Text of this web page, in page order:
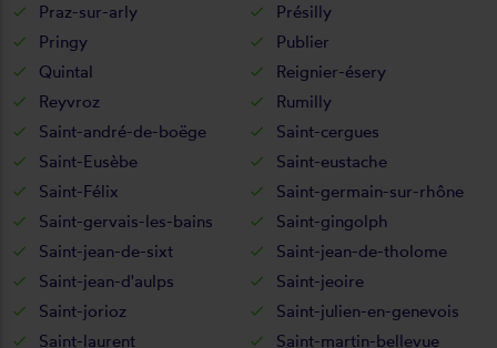
Praz-sur-arly
Présilly
Pringy
Publier
Quintal
Reignier-ésery
Reyvroz
Rumilly
Saint-andré-de-boëge
Saint-cergues
Saint-Eusèbe
Saint-eustache
Saint-Félix
Saint-germain-sur-rhône
Saint-gervais-les-bains
Saint-gingolph
Saint-jean-de-sixt
Saint-jean-de-tholome
Saint-jean-d'aulps
Saint-jeoire
Saint-jorioz
Saint-julien-en-genevois
Saint-laurent
Saint-martin-bellevue